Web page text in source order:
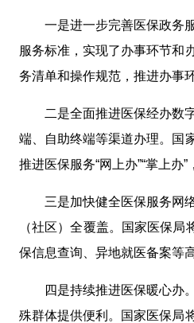
一是进一步完善医保政务
服务标准，实现了办事环节和
务清单和操作规范，推进办事
二是全面推进医保经办数
端、自助终端等渠道办理。国
推进医保服务“网上办”“掌上办
三是加快健全医保服务网
（社区）全覆盖。国家医保
保信息查询、异地就医备案等
四是持续推进医保暖心办
殊群体提供便利。国家医保局